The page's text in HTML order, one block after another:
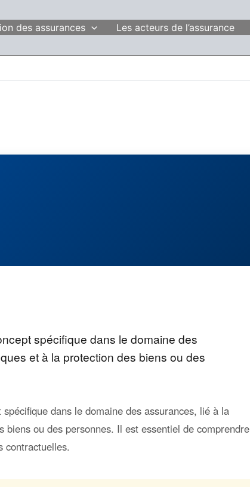
des assurances Les acteurs de l’assurance
spécifique dans le domaine des
et à la protection des biens ou des
spécifique dans le domaine des assurances, lié à la
ou des personnes. Il est essentiel de comprendre
contractuelles.